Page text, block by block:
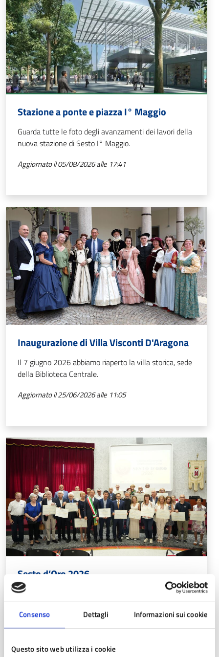
Consenso Dettagli Informazioni sui cookie
Questo sito web utilizza i cookie
Stazione a ponte e piazza I° Maggio
Guarda tutte le foto degli avanzamenti dei lavori della
nuova stazione di Sesto I° Maggio.
Aggiornato il 05/08/2026 alle 17:41
Inaugurazione di Villa Visconti D'Aragona
Il 7 giugno 2026 abbiamo riaperto la villa storica, sede
della Biblioteca Centrale.
Aggiornato il 25/06/2026 alle 11:05
Sesto d’Oro 2026
Guarda gli scatti della premiazione del Sesto d’Oro
2026!
Aggiornato il 23/06/2026 alle 10:52